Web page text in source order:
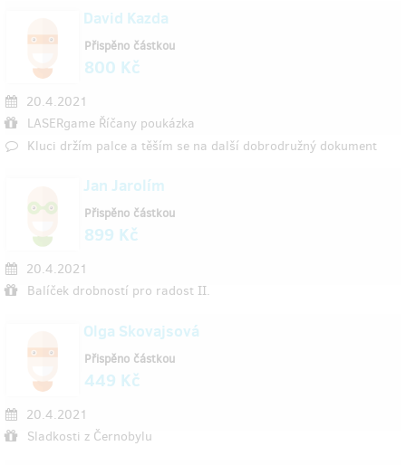
David Kazda
20.4.2021
LASERgame Říčany poukázka
Kluci držím palce a těším se na další dobrodružný dokument
Přispěno částkou
800 Kč
Jan Jarolím
20.4.2021
Balíček drobností pro radost II.
Přispěno částkou
899 Kč
Olga Skovajsová
20.4.2021
Sladkosti z Černobylu
Přispěno částkou
449 Kč